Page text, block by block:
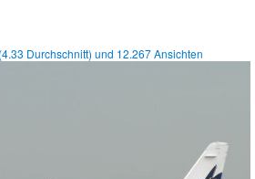
4.33 Durchschnitt) und 12.267Ansichten